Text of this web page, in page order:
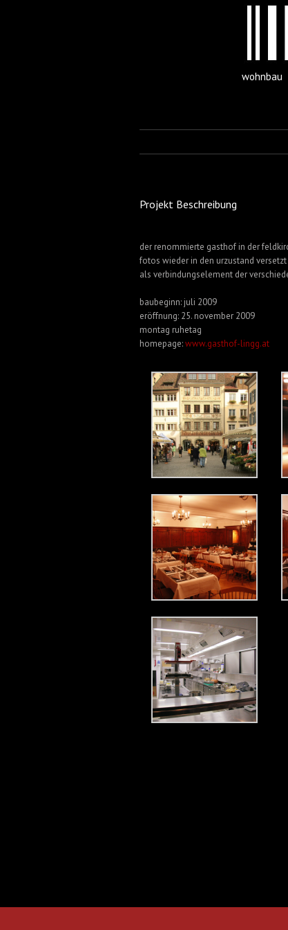
wohnbau
Projekt Beschreibung
der renommierte gasthof in der
fotos wieder in den urzustand
als verbindungselement der
baubeginn: juli 2009
eröffnung: 25. november 2009
montag ruhetag
homepage:www.gasthof-lingg.at